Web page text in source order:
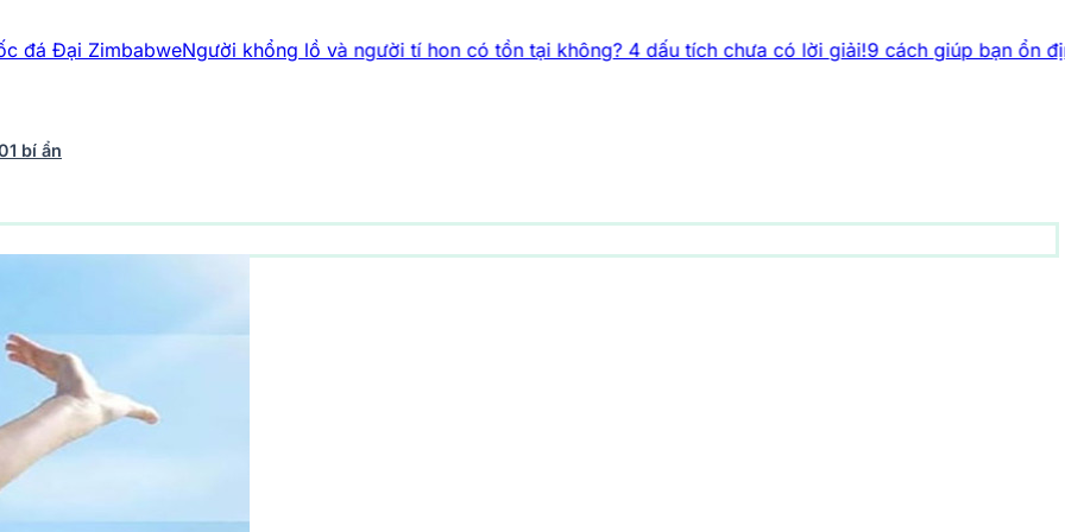
Người khổng lồ và người tí hon có tồn tại không? 4 dấu tích chưa có lời giải!9 cách giúp bạn ổn định huyết áp
bí ẩn
trụ 242 bài viếtY học - Sức khỏe